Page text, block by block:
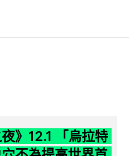
》12.1 「烏拉特